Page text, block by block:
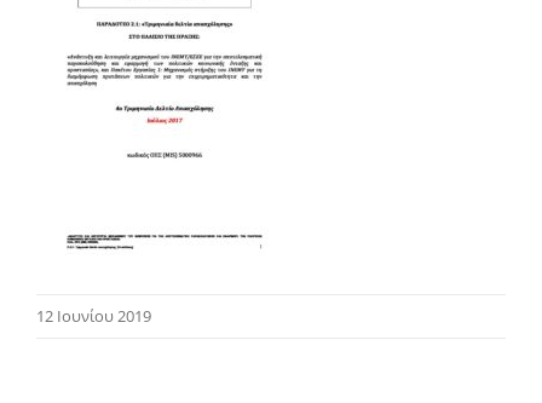
12 Ιουνίου 2019